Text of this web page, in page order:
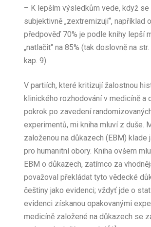
– K lepším výsledkům vede, když
subjektivně „zextremizují“, například
předpověď 70% je podle knihy lepší
„natlačit“ na 85% (tak doslovně na
kap. 9).
V partiích, které kritizují žalostnou
klinického rozhodování v medicíně a
pokrok po zavedení
experimentů, mi kniha mluví z duše.
založenou na důkazech (EBM) klade
pro humanitní obory. Kniha ovšem
EBM o důkazech, zatímco za
považoval překládat tyto vědecké
češtiny jako evidenci; vždyť jde o
evidenci získanou opakovanými
medicíně založené na důkazech se